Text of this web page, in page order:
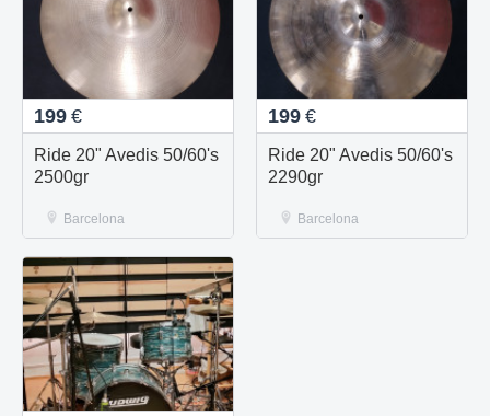
199 €
Ride 20" Avedis 50/60's
2500gr
Barcelona
199 €
Ride 20" Avedis 50/60's
2290gr
Barcelona